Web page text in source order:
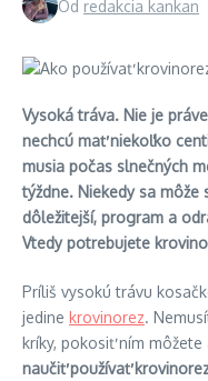
Od redakcia kankan
Vysoká tráva. Nie je
nechcú mať niekoľko
musia počas slnečných
týždne. Niekedy sa môže
dôležitejší, program a
Vtedy potrebujete
Príliš vysokú trávu
jedine krovinorez.
kríky, pokosiť ním
naučiť používať